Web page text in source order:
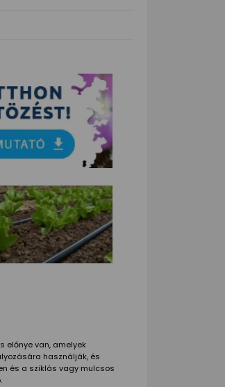
előnye van, amelyek
használják, és
és a sziklás vagy mulcsos